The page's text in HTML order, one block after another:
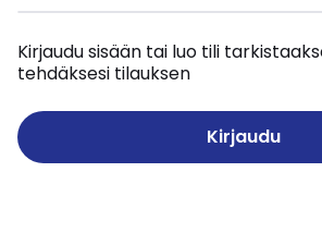
Kirjaudu sisään tai luo tili
tehdäksesi tilauksen
Kirjaudu